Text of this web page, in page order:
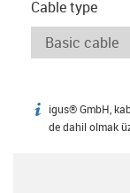
Cable type
igus-icon-info
igus® GmbH,
de dahil olmak